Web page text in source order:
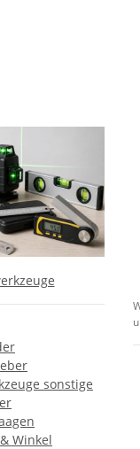
sonstige
Winkel